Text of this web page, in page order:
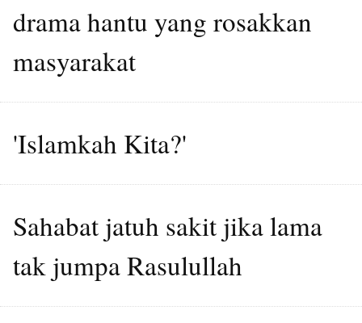
drama hantu yang rosakkan
masyarakat
'Islamkah Kita?'
Sahabat jatuh sakit jika lama
tak jumpa Rasulullah